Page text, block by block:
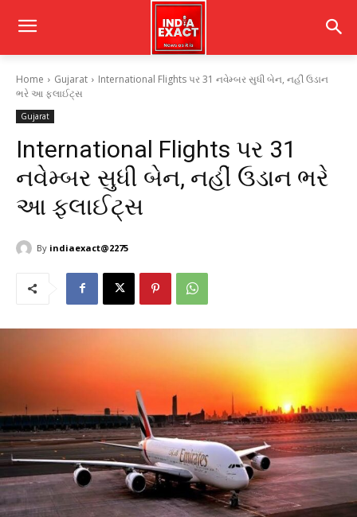
Home Gujarat
International Flights પર 31 નવેમ્બર સુધી બેન, નહીં ઉડાન
ભરે આ ફ્લાઈટ્સ
Gujarat
International Flights પર 31
નવેમ્બર સુધી બેન, નહીં ઉડાન ભરે
આ ફ્લાઈટ્સ
By indiaexact@2275